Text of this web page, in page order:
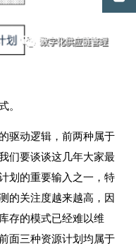
。
驱动逻辑，前两种属于
们要谈谈这几年大家最
划的重要输入之一，特
的关注度越来越高，因
存的模式已经难以维
面三种资源计划均属于